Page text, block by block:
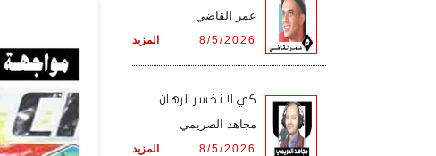
عمر القاضي
المزيد 8/5/2026
كي لا نخسر الرهان
مجاهد الصريمي
المزيد 8/5/2026